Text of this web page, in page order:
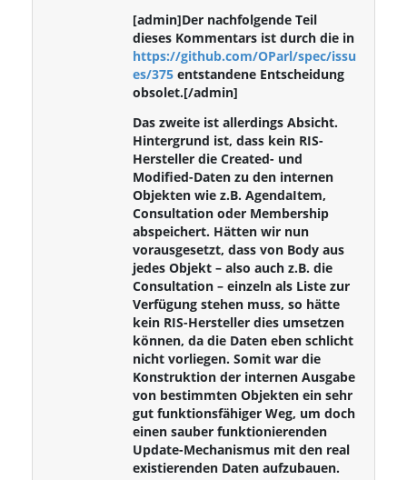
[admin]Der nachfolgende Teil
dieses Kommentars ist durch die in
https://github.com/OParl/spec/issu
es/375 entstandene Entscheidung
obsolet.[/admin]
Das zweite ist allerdings Absicht.
Hintergrund ist, dass kein RIS-
Hersteller die Created- und
Modified-Daten zu den internen
Objekten wie z.B. AgendaItem,
Consultation oder Membership
abspeichert. Hätten wir nun
vorausgesetzt, dass von Body aus
jedes Objekt – also auch z.B. die
Consultation – einzeln als Liste zur
Verfügung stehen muss, so hätte
kein RIS-Hersteller dies umsetzen
können, da die Daten eben schlicht
nicht vorliegen. Somit war die
Konstruktion der internen Ausgabe
von bestimmten Objekten ein sehr
gut funktionsfähiger Weg, um doch
einen sauber funktionierenden
Update-Mechanismus mit den real
existierenden Daten aufzubauen.